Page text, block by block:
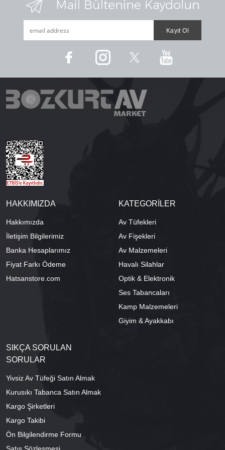
HAKKIMIZDA
Hakkımızda
İletişim Bilgilerimiz
Banka Hesaplarımız
Fiyat Farkı Ödeme
Hatsanstore.com
KATEGORİLER
Av Tüfekleri
Av Fişekleri
Av Malzemeleri
Havalı Silahlar
Optik & Elektronik
Ses Tabancaları
Kamp Malzemeleri
Giyim & Ayakkabı
SIKÇA SORULAN
SORULAR
Yivsiz Av Tüfeği Satın Almak
Kurusıkı Tabanca Satın Almak
Kargo Şirketleri
Kargo Takibi
Ön Bilgilendirme Formu